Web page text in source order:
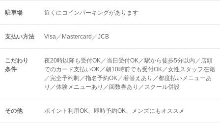
駐車場 近くにコインパーキングがあります
支払い方法 Visa／Mastercard／JCB
こだわり
条件
夜20時以降も受付OK／当日受付OK／駅から徒歩5分以内／店頭
でのカード支払いOK／朝10時前でも受付OK／女性スタッフ在籍
／完全予約制／指名予約OK／着替えあり／都度払いメニューあ
り／体験メニューあり／回数券あり／スクール併設
その他 ポイント利用OK 即時予約OK メンズにもオススメ